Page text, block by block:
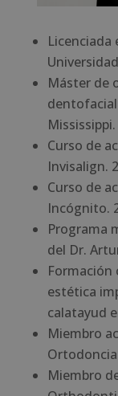
Máster de
Curso de
Invisalign.
Curso de
Incógnito.
Programa
del Dr.
estética
calatayud
Miembro
Miembro